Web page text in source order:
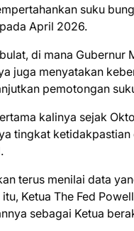
suku
April 2026.
di mana Gubernur
juga menyatakan
pemotongan
kalinya sejak
tingkat
terus menilai data
Ketua The Fed
sebagai Ketua